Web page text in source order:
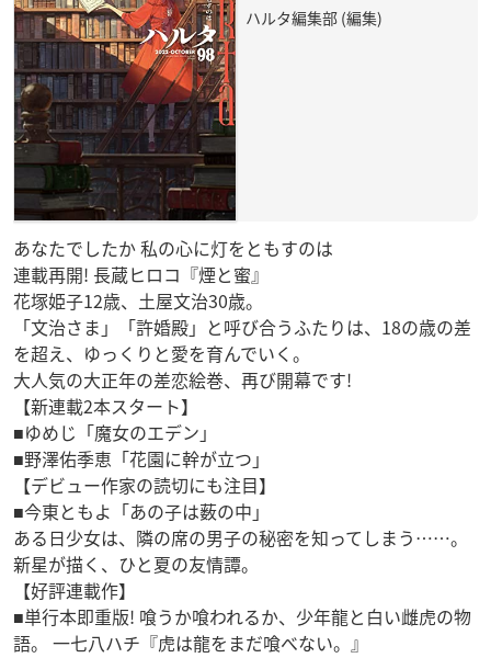
ハルタ編集部 (編集)
あなたでしたか 私の心に灯をともすのは
連載再開! 長蔵ヒロコ『煙と蜜』
花塚姫子12歳、土屋文治30歳。
「文治さま」「許婚殿」と呼び合うふたりは、18の歳の差
を超え、ゆっくりと愛を育んでいく。
大人気の大正年の差恋絵巻、再び開幕です!
【新連載2本スタート】
■ゆめじ「魔女のエデン」
■野澤佑季恵「花園に幹が立つ」
【デビュー作家の読切にも注目】
■今東ともよ「あの子は薮の中」
ある日少女は、隣の席の男子の秘密を知ってしまう……。
新星が描く、ひと夏の友情譚。
【好評連載作】
■単行本即重版! 喰うか喰われるか、少年龍と白い雌虎の物
語。 一七八ハチ『虎は龍をまだ喰べない。』